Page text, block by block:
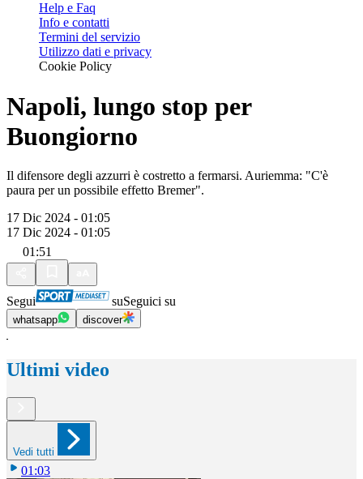
Help e Faq
Info e contatti
Termini del servizio
Utilizzo dati e privacy
Cookie Policy
Napoli, lungo stop per
Buongiorno
Il difensore degli azzurri è costretto a fermarsi. Auriemma: "C'è
paura per un possibile effetto Bremer".
17 Dic 2024 - 01:05
17 Dic 2024 - 01:05
01:51
Segui suSeguici su
whatsapp discover
Ultimi video
Vedi tutti
01:03